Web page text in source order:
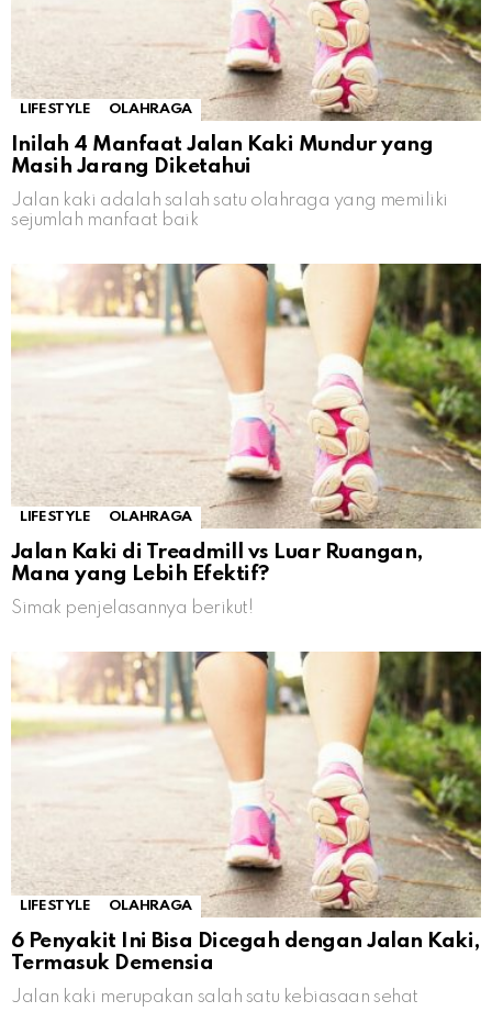
LIFESTYLE OLAHRAGA
Inilah 4 Manfaat Jalan Kaki Mundur yang
Masih Jarang Diketahui
Jalan kaki adalah salah satu olahraga yang memiliki
sejumlah manfaat baik
LIFESTYLE OLAHRAGA
Jalan Kaki di Treadmill vs Luar Ruangan,
Mana yang Lebih Efektif?
Simak penjelasannya berikut!
LIFESTYLE OLAHRAGA
6 Penyakit Ini Bisa Dicegah dengan Jalan Kaki,
Termasuk Demensia
Jalan kaki merupakan salah satu kebiasaan sehat